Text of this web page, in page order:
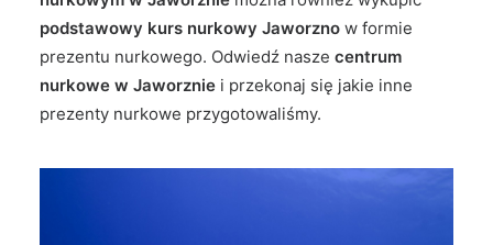
podstawowy kurs nurkowy Jaworzno w formie
prezentu nurkowego. Odwiedź nasze centrum
nurkowe w Jaworznie i przekonaj się jakie inne
prezenty nurkowe przygotowaliśmy.